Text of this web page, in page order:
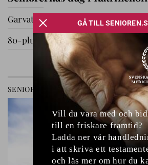
Garvat i Ryssby
80-plussare på utflykt
GÅ TILL AVDELNING
SENIOREN RELATIONER